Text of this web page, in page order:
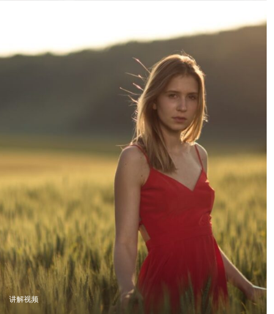
讲解视频